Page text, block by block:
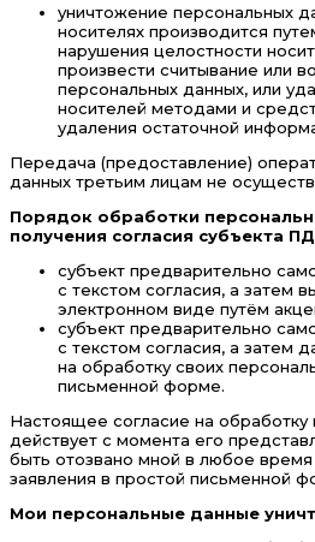
уничтожение персональных
носителях производится
нарушения целостности
произвести считывание или
персональных данных, или
носителей методами и
удаления остаточной
Передача (предоставление)
данных третьим лицам не
Порядок обработки
получения согласия субъекта
субъект предварительно
с текстом согласия, а затем
электронном виде путём
субъект предварительно
с текстом согласия, а затем
на обработку своих
письменной форме.
Настоящее согласие на
действует с момента его
быть отозвано мной в любое
заявления в простой письменной
Мои персональные данные